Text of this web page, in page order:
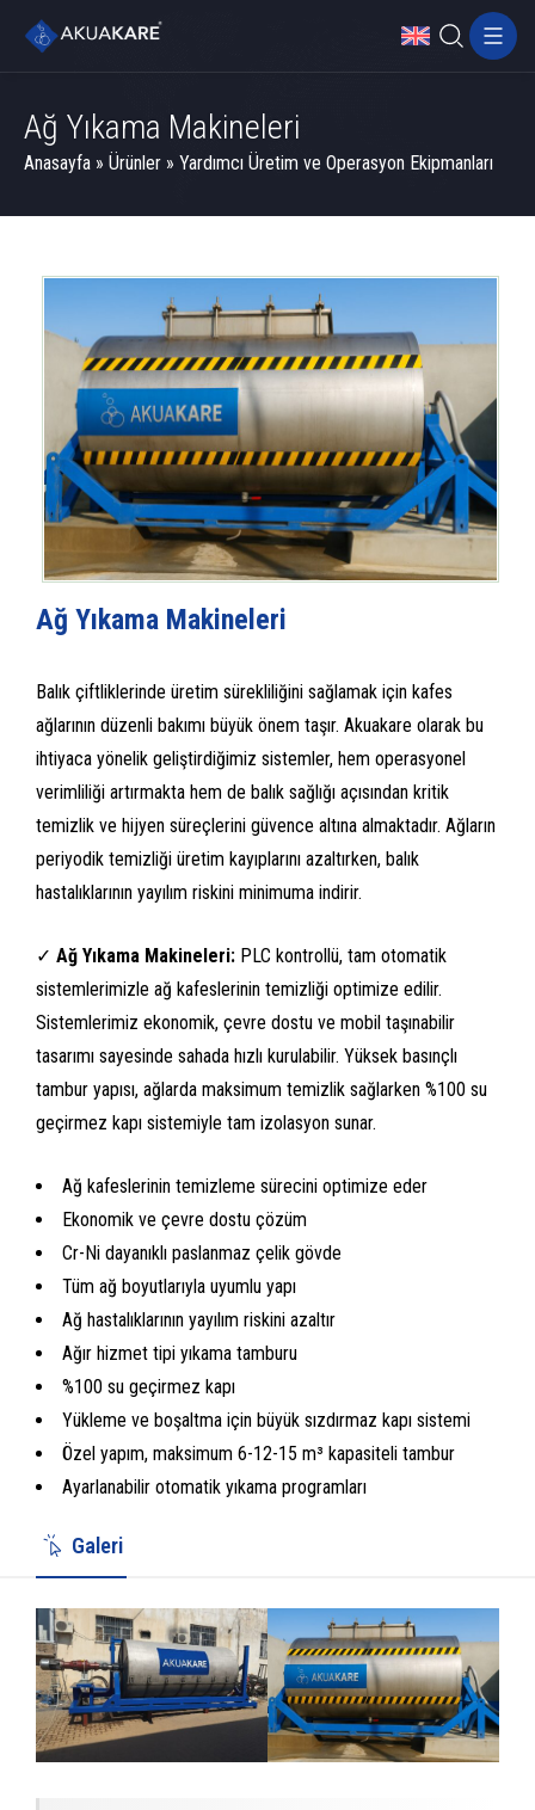
Ağ Yıkama Makineleri
Anasayfa » Ürünler » Yardımcı Üretim ve Operasyon Ekipmanları
Ağ Yıkama Makineleri
Balık çiftliklerinde üretim sürekliliğini sağlamak için kafes
ağlarının düzenli bakımı büyük önem taşır. Akuakare olarak bu
ihtiyaca yönelik geliştirdiğimiz sistemler, hem operasyonel
verimliliği artırmakta hem de balık sağlığı açısından kritik
temizlik ve hijyen süreçlerini güvence altına almaktadır. Ağların
periyodik temizliği üretim kayıplarını azaltırken, balık
hastalıklarının yayılım riskini minimuma indirir.
✓ Ağ Yıkama Makineleri: PLC kontrollü, tam otomatik
sistemlerimizle ağ kafeslerinin temizliği optimize edilir.
Sistemlerimiz ekonomik, çevre dostu ve mobil taşınabilir
tasarımı sayesinde sahada hızlı kurulabilir. Yüksek basınçlı
tambur yapısı, ağlarda maksimum temizlik sağlarken %100 su
geçirmez kapı sistemiyle tam izolasyon sunar.
Ağ kafeslerinin temizleme sürecini optimize eder
Ekonomik ve çevre dostu çözüm
Cr-Ni dayanıklı paslanmaz çelik gövde
Tüm ağ boyutlarıyla uyumlu yapı
Ağ hastalıklarının yayılım riskini azaltır
Ağır hizmet tipi yıkama tamburu
%100 su geçirmez kapı
Yükleme ve boşaltma için büyük sızdırmaz kapı sistemi
Özel yapım, maksimum 6-12-15 m³ kapasiteli tambur
Ayarlanabilir otomatik yıkama programları
Galeri